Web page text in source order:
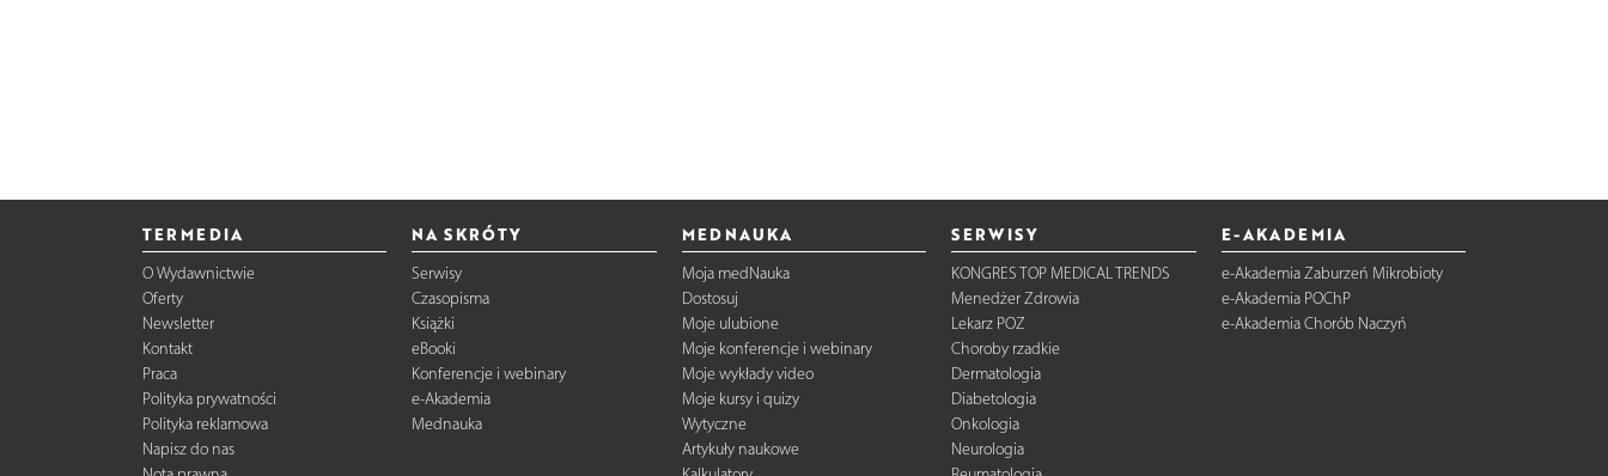
TERMEDIA
O Wydawnictwie
Oferty
Newsletter
Kontakt
Praca
Polityka prywatności
Polityka reklamowa
Napisz do nas
NA SKRÓTY
Serwisy
Czasopisma
Książki
eBooki
Konferencje i webinary
e-Akademia
Mednauka
MEDNAUKA
Moja medNauka
Dostosuj
Moje ulubione
Moje konferencje i webinary
Moje wykłady video
Moje kursy i quizy
Wytyczne
Artykuły naukowe
SERWISY
KONGRES TOP MEDICAL TRENDS
Menedżer Zdrowia
Lekarz POZ
Choroby rzadkie
Dermatologia
Diabetologia
Onkologia
Neurologia
E-AKADEMIA
e-Akademia Zaburzeń Mikrobioty
e-Akademia POChP
e-Akademia Chorób Naczyń